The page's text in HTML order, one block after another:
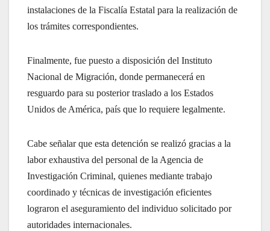
instalaciones de la Fiscalía Estatal para la realización de
los trámites correspondientes.
Finalmente, fue puesto a disposición del Instituto
Nacional de Migración, donde permanecerá en
resguardo para su posterior traslado a los Estados
Unidos de América, país que lo requiere legalmente.
Cabe señalar que esta detención se realizó gracias a la
labor exhaustiva del personal de la Agencia de
Investigación Criminal, quienes mediante trabajo
coordinado y técnicas de investigación eficientes
lograron el aseguramiento del individuo solicitado por
autoridades internacionales.